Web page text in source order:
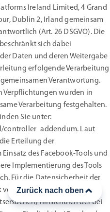
Ireland Limited, 4 Grand
Dublin 2, Irland gemeinsam
(Art. 26 DSGVO). Die
sich dabei
Daten und deren Weitergabe
erfolgende Verarbeitung
Verantwortung.
Verpflichtungen wurden in
Verarbeitung festgehalten.
Sie unter:
controller_addendum. Laut
Erteilung der
des Facebook-Tools und
Implementierung des Tools
Für die Datensicherheit der
verantwortlich.
hinsichtlich der bei
Zurück nach oben